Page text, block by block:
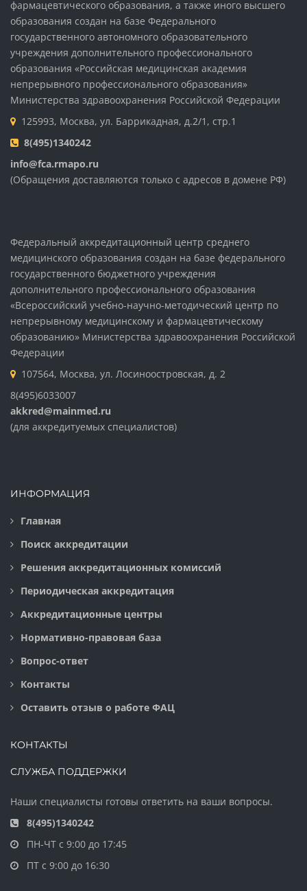
фармацевтического образования, а также иного высшего
образования создан на базе Федерального
государственного автономного образовательного
учреждения дополнительного профессионального
образования «Российская медицинская академия
непрерывного профессионального образования»
Министерства здравоохранения Российской Федерации
125993, Москва, ул. Баррикадная, д.2/1, стр.1
8(495)1340242
info@fca.rmapo.ru
(Обращения доставляются только с адресов в домене РФ)
Федеральный аккредитационный центр среднего
медицинского образования создан на базе федерального
государственного бюджетного учреждения
дополнительного профессионального образования
«Всероссийский учебно-научно-методический центр по
непрерывному медицинскому и фармацевтическому
образованию» Министерства здравоохранения Российской
Федерации
107564, Москва, ул. Лосиноостровская, д. 2
8(495)6033007
akkred@mainmed.ru
(для аккредитуемых специалистов)
ИНФОРМАЦИЯ
Главная
Поиск аккредитации
Решения аккредитационных комиссий
Периодическая аккредитация
Аккредитационные центры
Нормативно-правовая база
Вопрос-ответ
Контакты
Оставить отзыв о работе ФАЦ
КОНТАКТЫ
СЛУЖБА ПОДДЕРЖКИ
Наши специалисты готовы ответить на ваши вопросы.
8(495)1340242
ПН-ЧТ с 9:00 до 17:45
ПТ с 9:00 до 16:30